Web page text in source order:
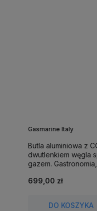
Gasmarine Italy
Butla aluminiowa z
dwutlenkiem węgla
gazem.
699,00 zł
DO KOSZYKA